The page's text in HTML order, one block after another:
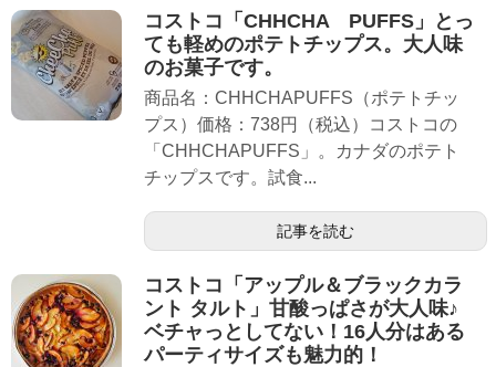
コストコ「CHHCHA PUFFS」とっ
ても軽めのポテトチップス。大人味
のお菓子です。
商品名：CHHCHAPUFFS（ポテトチッ
プス）価格：738円（税込）コストコの
「CHHCHAPUFFS」。カナダのポテト
チップスです。試食...
記事を読む
コストコ「アップル＆ブラックカラ
ント タルト」甘酸っぱさが大人味♪
ベチャっとしてない！16人分はある
パーティサイズも魅力的！